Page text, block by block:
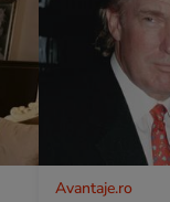
Avantaje.ro